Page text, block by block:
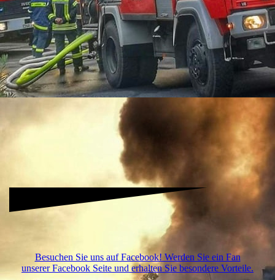
03-10-06
Besuchen Sie uns auf Facebook! Werden Sie ein Fan
unserer Facebook Seite und erhalten Sie besondere Vorteile.